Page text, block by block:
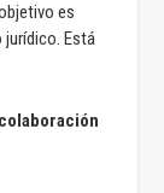
es
jurídico. Está